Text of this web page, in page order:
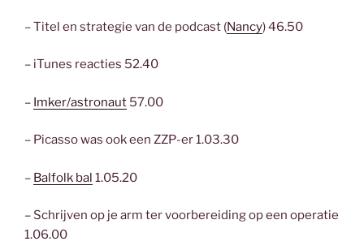
– Titel en strategie van de podcast (Nancy) 46.50
– iTunes reacties 52.40
– Imker/astronaut 57.00
– Picasso was ook een ZZP-er 1.03.30
– Balfolk bal 1.05.20
– Schrijven op je arm ter voorbereiding op een operatie
1.06.00